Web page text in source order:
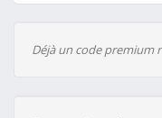
Déjà un code premium